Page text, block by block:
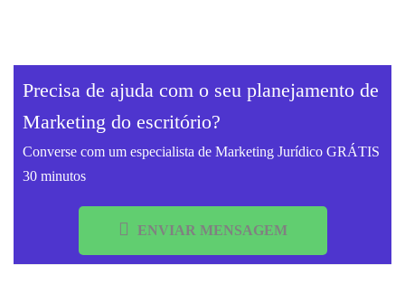
Precisa de ajuda com o seu planejamento de
Marketing do escritório?
Converse com um especialista de Marketing Jurídico GRÁTIS
30 minutos
ENVIAR MENSAGEM